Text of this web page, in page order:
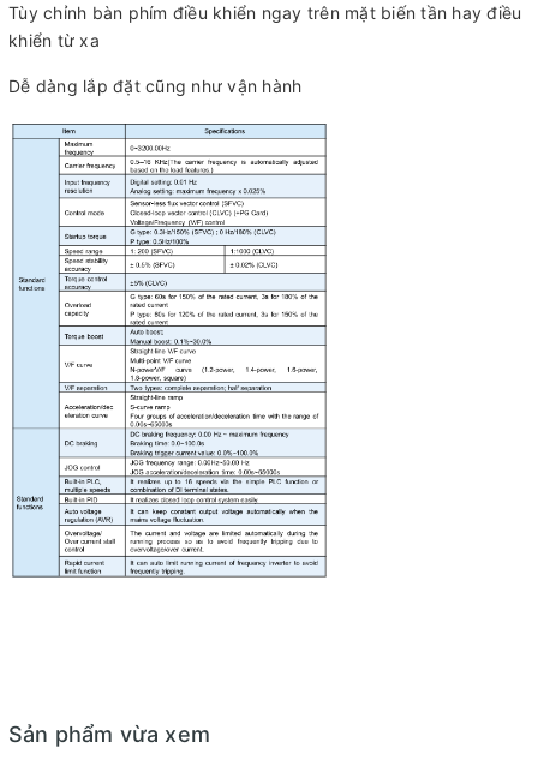
Tùy chỉnh bàn phím điều khiển ngay trên mặt biến tần hay điều
khiển từ xa
Dễ dàng lắp đặt cũng như vận hành
Sản phẩm vừa xem